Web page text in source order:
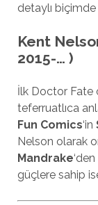
detaylı biçimde
Kent
2015-… )
İlk Doctor Fate
teferruatlıca
Fun Comics‘in
Nelson olarak
Mandrake
güçlere sahip